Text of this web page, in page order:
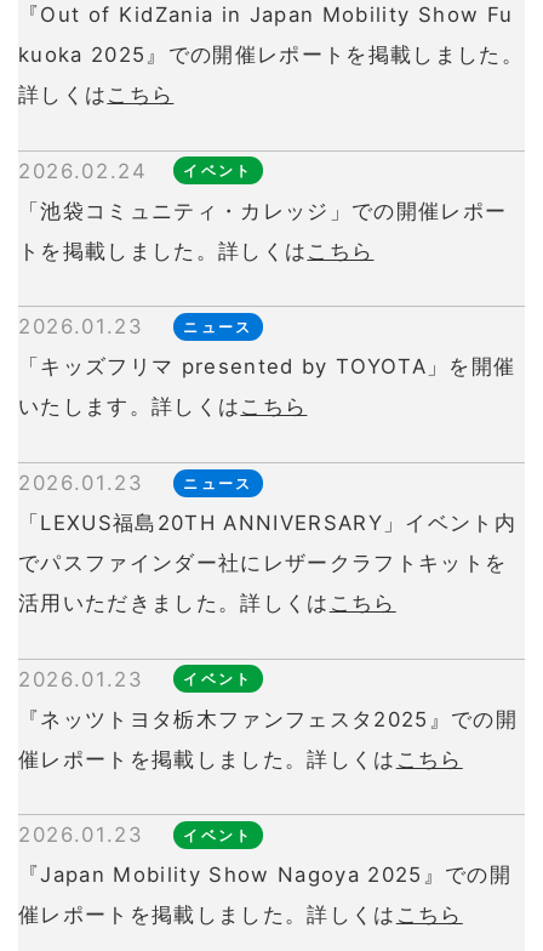
『Out of KidZania in Japan Mobility Show Fu
kuoka 2025』での開催レポートを掲載しました。
詳しくは こちら
2026.02.24 イベント
「池袋コミュニティ・カレッジ」での開催レポー
トを掲載しました。詳しくは こちら
2026.01.23 ニュース
「キッズフリマ presented by TOYOTA」を開催
いたします。詳しくは こちら
2026.01.23 ニュース
「LEXUS福島20TH ANNIVERSARY」イベント内
でパスファインダー社にレザークラフトキットを
活用いただきました。詳しくは こちら
2026.01.23 イベント
『ネッツトヨタ栃木ファンフェスタ2025』での開
催レポートを掲載しました。詳しくは こちら
2026.01.23 イベント
『Japan Mobility Show Nagoya 2025』での開
催レポートを掲載しました。詳しくは こちら